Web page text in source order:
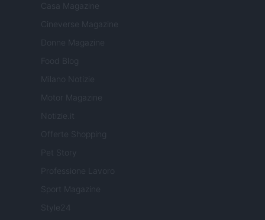
Casa Magazine
Cineverse Magazine
Donne Magazine
Food Blog
Milano Notizie
Motor Magazine
Notizie.it
Offerte Shopping
Professione Lavoro
Sport Magazine
Style24